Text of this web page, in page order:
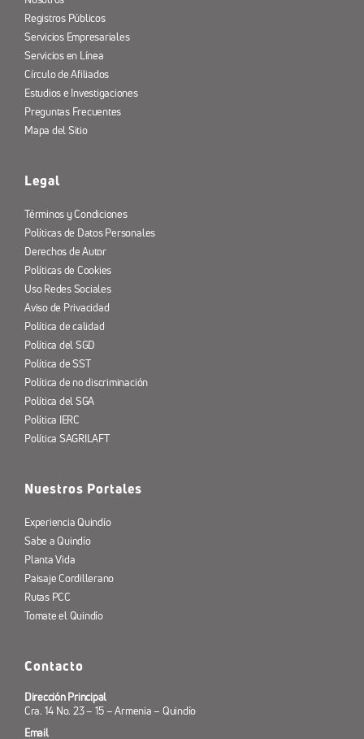
Registros Públicos
Servicios Empresariales
Servicios en Línea
Círculo de Afiliados
Estudios e Investigaciones
Preguntas Frecuentes
Mapa del Sitio
Legal
Términos y Condiciones
Políticas de Datos Personales
Derechos de Autor
Políticas de Cookies
Uso Redes Sociales
Aviso de Privacidad
Política de calidad
Política del SGD
Política de SST
Política de no discriminación
Política del SGA
Política IERC
Política SAGRILAFT
Nuestros Portales
Experiencia Quindío
Sabe a Quindío
Planta Vida
Paisaje Cordillerano
Rutas PCC
Tomate el Quindío
Contacto
Dirección Principal
Cra. 14 No. 23 – 15 – Armenia – Quindío
Email